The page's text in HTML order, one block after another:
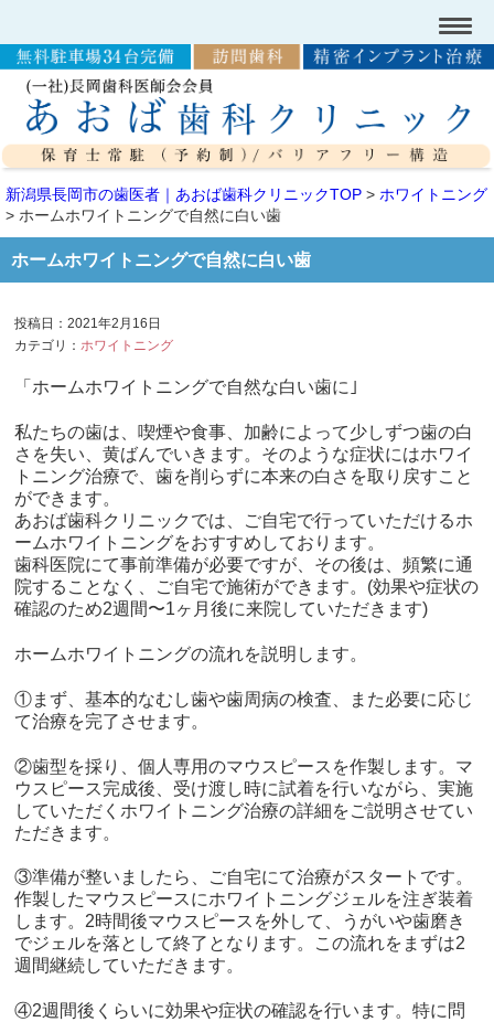
新潟県長岡市の歯医者｜あおば歯科クリニックTOP > ホワイトニング
> ホームホワイトニングで自然に白い歯
ホームホワイトニングで自然に白い歯
投稿日：2021年2月16日
カテゴリ：ホワイトニング
「ホームホワイトニングで自然な白い歯に｣
私たちの歯は、喫煙や食事、加齢によって少しずつ歯の白
さを失い、黄ばんでいきます。そのような症状にはホワイ
トニング治療で、歯を削らずに本来の白さを取り戻すこと
ができます。
あおば歯科クリニックでは、ご自宅で行っていただけるホ
ームホワイトニングをおすすめしております。
歯科医院にて事前準備が必要ですが、その後は、頻繁に通
院することなく、ご自宅で施術ができます。(効果や症状の
確認のため2週間〜1ヶ月後に来院していただきます)
ホームホワイトニングの流れを説明します。
①まず、基本的なむし歯や歯周病の検査、また必要に応じ
て治療を完了させます。
②歯型を採り、個人専用のマウスピースを作製します。マ
ウスピース完成後、受け渡し時に試着を行いながら、実施
していただくホワイトニング治療の詳細をご説明させてい
ただきます。
③準備が整いましたら、ご自宅にて治療がスタートです。
作製したマウスピースにホワイトニングジェルを注ぎ装着
します。2時間後マウスピースを外して、うがいや歯磨き
でジェルを落として終了となります。この流れをまずは2
週間継続していただきます。
④2週間後くらいに効果や症状の確認を行います。特に問